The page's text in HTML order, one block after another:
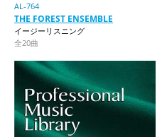
AL-764
THE FOREST ENSEMBLE
イージーリスニング
全20曲